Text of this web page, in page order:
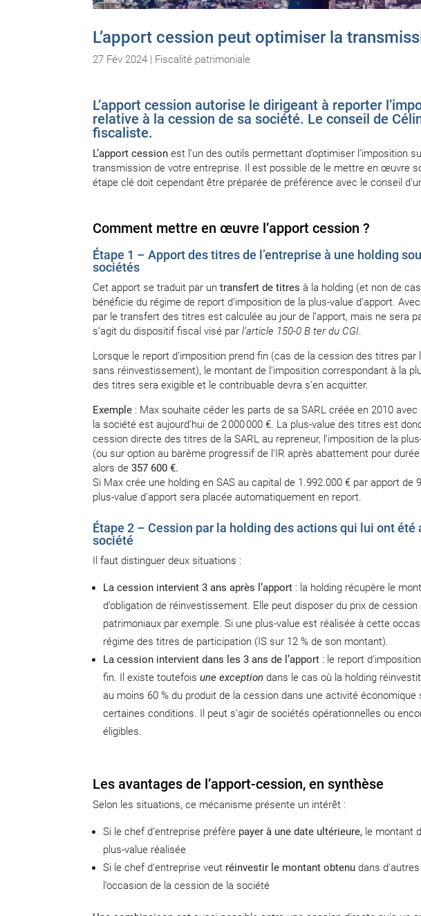
L’apport cession peut optimiser la
27 Fév 2024 | Fiscalité patrimoniale
L’apport cession autorise le dirigeant à reporter
relative à la cession de sa société. Le conseil de
fiscaliste.
L’apport cession est l’un des outils permettant d’optimiser l’imposition
transmission de votre entreprise. Il est possible de le mettre en œuvre
étape clé doit cependant être préparée de préférence avec le conseil
Comment mettre en œuvre l’apport cession ?
Étape 1 – Apport des titres de l’entreprise à une holding
sociétés
Cet apport se traduit par untransfert de titres à la holding (et non de
bénéficie du régime de report d’imposition de la plus-value d’apport.
par le transfert des titres est calculée au jour de l’apport, mais ne sera
s’agit du dispositif fiscal visé parl’article 150-0 B ter du CGI.
Lorsque le report d’imposition prend fin (cas de la cession des titres
sans réinvestissement), le montant de l’imposition correspondant à la
des titres sera exigible et le contribuable devra s’en acquitter.
Exemple : Max souhaite céder les parts de sa SARL créée en 2010
la société est aujourd’hui de 2 000 000 €. La plus-value des titres est
cession directe des titres de la SARL au repreneur, l’imposition de la
(ou sur option au barème progressif de l’IR après abattement pour
alors de357 600 €.
Si Max crée une holding en SAS au capital de 1.992.000 € par apport de
plus-value d’apport sera placée automatiquement en report.
Étape 2 – Cession par la holding des actions qui lui ont été
société
Il faut distinguer deux situations :
La cession intervient 3 ans après l’apport : la holding récupère le
d’obligation de réinvestissement. Elle peut disposer du prix de
patrimoniaux par exemple. Si une plus-value est réalisée à cette
régime des titres de participation (IS sur 12 % de son montant).
La cession intervient dans les 3 ans de l’apport : le report
fin. Il existe toutefoisune exception dans le cas où la holding
au moins 60 % du produit de la cession dans une activité
certaines conditions. Il peut s’agir de sociétés opérationnelles ou
éligibles.
Les avantages de l’apport-cession, en synthèse
Selon les situations, ce mécanisme présente un intérêt :
Si le chef d’entreprise préfère payer à une date ultérieure, le montant
plus-value réalisée
Si le chef d’entreprise veut réinvestir le montant obtenu dans
l’occasion de la cession de la société